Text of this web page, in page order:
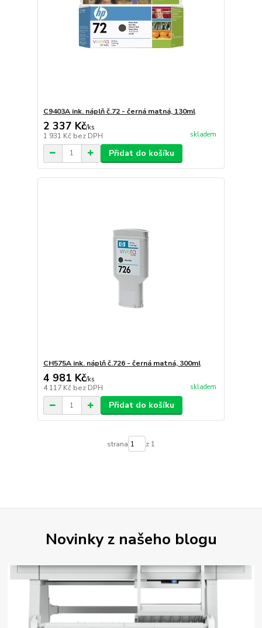
C9403A ink. náplň č.72 - černá matná, 130ml
2 337 Kč/ks
1 931 Kč bez DPH skladem
Přidat do košíku
CH575A ink. náplň č.726 - černá matná, 300ml
4 981 Kč/ks
4 117 Kč bez DPH skladem
Přidat do košíku
strana z 1
Novinky z našeho blogu